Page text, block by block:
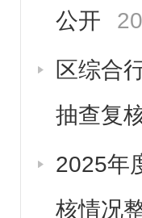
公开
区综合
抽查复
2025年
核情况